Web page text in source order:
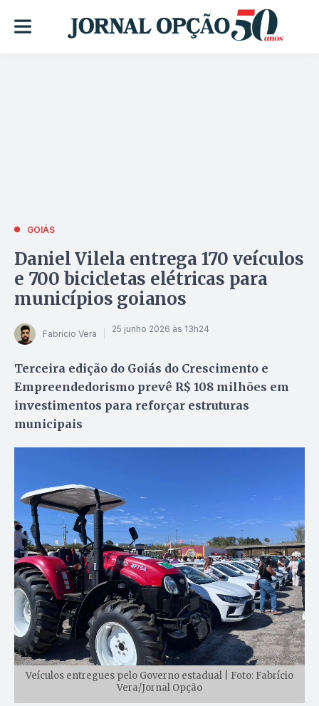
GOIÁS
Daniel Vilela entrega 170 veículos
e 700 bicicletas elétricas para
municípios goianos
Fabrício Vera 25 junho 2026 às 13h24
Terceira edição do Goiás do Crescimento e
Empreendedorismo prevê R$ 108 milhões em
investimentos para reforçar estruturas
municipais
Veículos entregues pelo Governo estadual | Foto: Fabrício
Vera/Jornal Opção